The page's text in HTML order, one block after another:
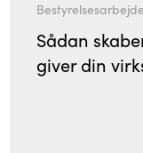
Bestyrelsesarbejde
Sådan
giver din